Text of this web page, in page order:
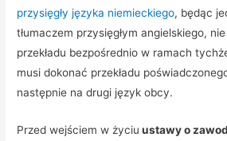
przysięgły języka niemieckiego, będąc
tłumaczem przysięgłym angielskiego,
przekładu bezpośrednio w ramach
musi dokonać przekładu
następnie na drugi język obcy.
Przed wejściem w życiu ustawy o